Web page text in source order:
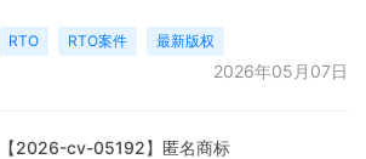
RTO RTO案件 最新版权
2026年05月07日
【2026-cv-05192】匿名商标